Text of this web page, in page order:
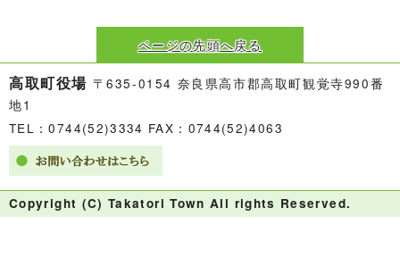
ページの先頭へ戻る
高取町役場 〒635-0154 奈良県高市郡高取町観覚寺990番
地1
TEL：0744(52)3334 FAX：0744(52)4063
Copyright (C) Takatori Town All rights Reserved.